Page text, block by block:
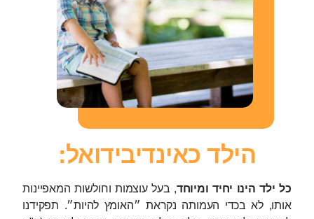
הילד כאינדיבידואל:
כל ילד הינו יחיד ומיוחד, בעל עוצמות וחולשות המאפיינות
אותו, לא בכדי העמותה נקראת ״האומץ להיות״. תפקידנו